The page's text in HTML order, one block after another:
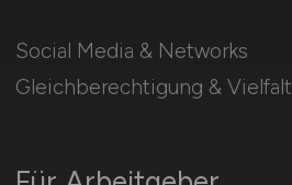
Social Media & Networks
Gleichberechtigung & Vielfalt